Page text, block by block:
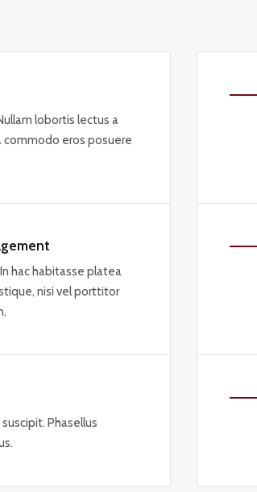
lobortis lectus a
commodo eros posuere
hac habitasse platea
nisi vel porttitor
Phasellus